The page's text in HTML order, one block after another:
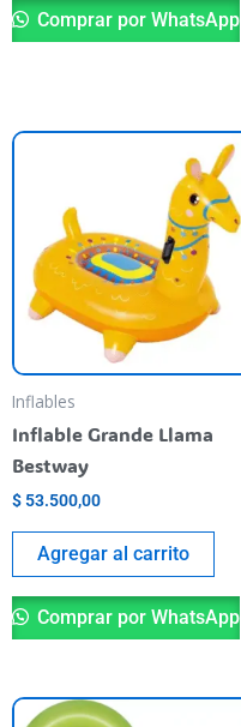
Comprar por WhatsApp
Inflables
Inflable Grande Llama
Bestway
$ 53.500,00
Agregar al carrito
Comprar por WhatsApp